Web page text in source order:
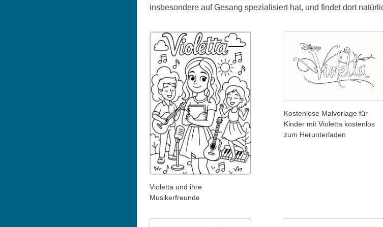
insbesondere auf Gesang spezialisiert hat, und findet dort
Violetta und ihre
Musikerfreunde
Kostenlose Malvorlage für
Kinder mit Violetta kostenlos
zum Herunterladen